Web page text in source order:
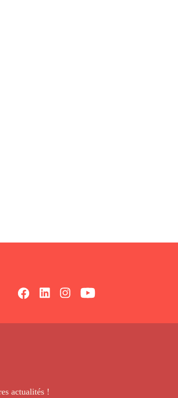
actualités !